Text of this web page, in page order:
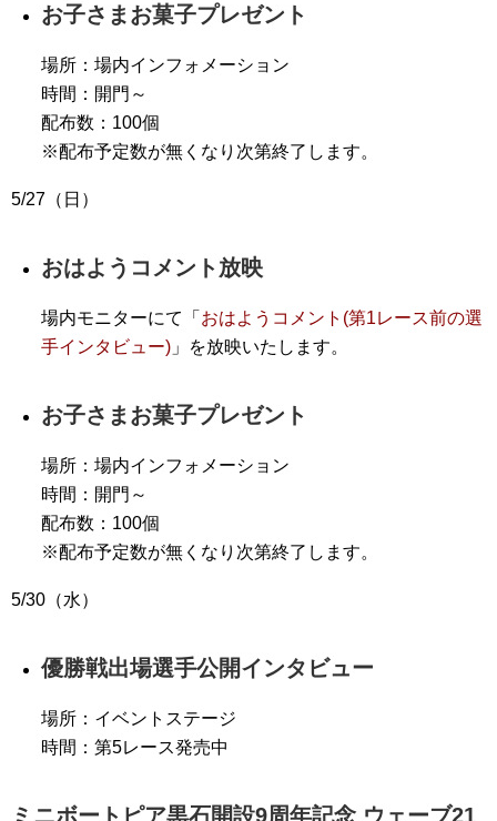
お子さまお菓子プレゼント
場所：場内インフォメーション
時間：開門～
配布数：100個
※配布予定数が無くなり次第終了します。
5/27（日）
おはようコメント放映
場内モニターにて「 おはようコメント(第1レース前の選
手インタビュー) 」を放映いたします。
お子さまお菓子プレゼント
場所：場内インフォメーション
時間：開門～
配布数：100個
※配布予定数が無くなり次第終了します。
5/30（水）
優勝戦出場選手公開インタビュー
場所：イベントステージ
時間：第5レース発売中
ミニボートピア黒石開設9周年記念 ウェーブ21